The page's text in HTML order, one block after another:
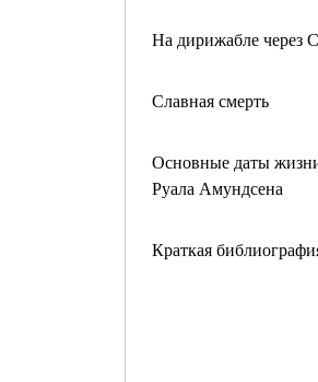
На дирижабле через
Славная смерть
Основные даты
Руала Амундсена
Краткая